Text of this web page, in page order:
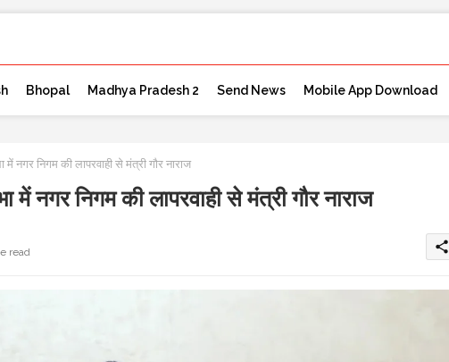
Bhopal Madhya Pradesh 2 Send News Mobile App Download
में नगर निगम की लापरवाही से मंत्री गौर नाराज
में नगर निगम की लापरवाही से मंत्री गौर नाराज
read share